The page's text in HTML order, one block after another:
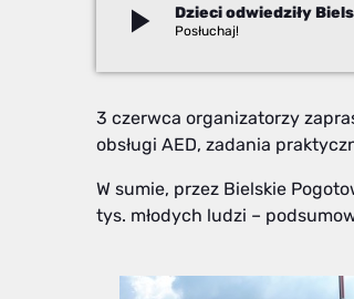
play_arrow
3 czerwca organizatorzy
obsługi AED, zadania
W sumie, przez Bielskie
tys. młodych ludzi –